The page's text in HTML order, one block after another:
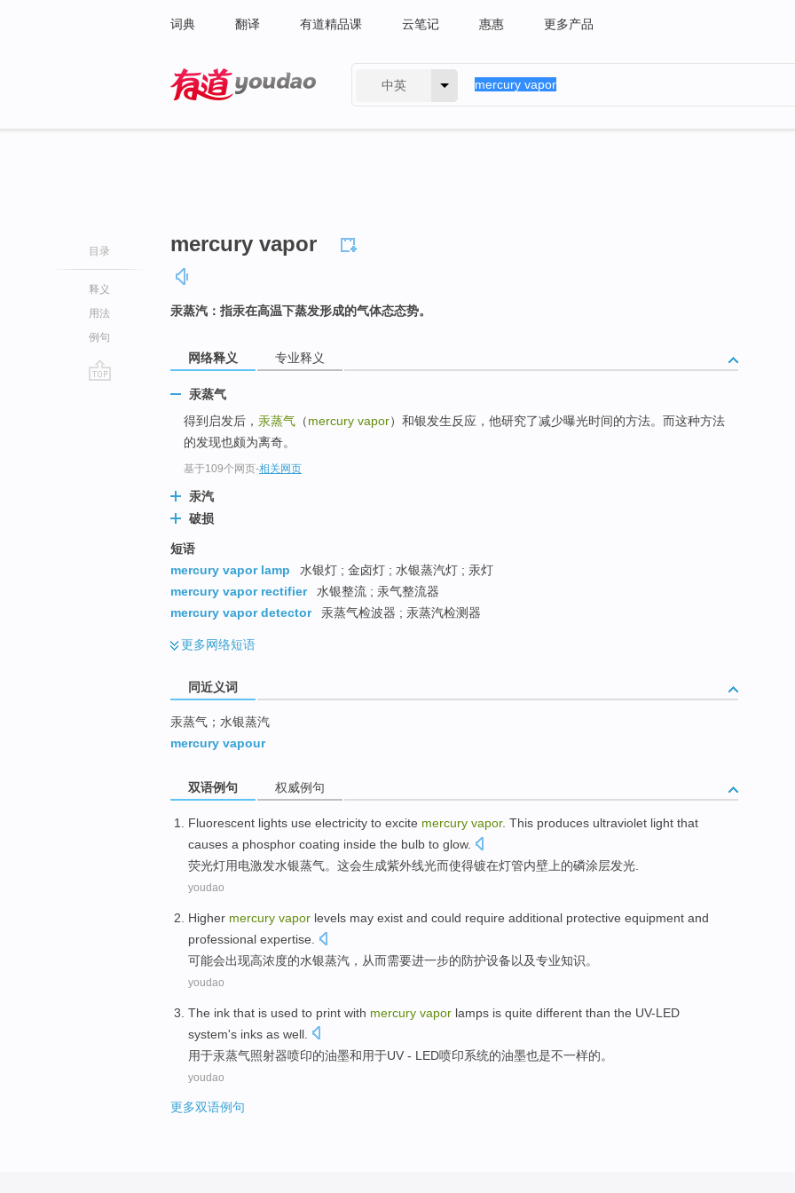
词典 翻译 有道精品课 云笔记 惠惠 更多产品
中英
目录
释义
用法
例句
mercury vapor
汞蒸汽：指汞在高温下蒸发形成的气体态态势。
网络释义 专业释义
汞蒸气
得到启发后， 汞蒸气 （mercury vapor）和银发生反应，他研究了减少曝光时间的方法。而这种方法
的发现也颇为离奇。
基于109个网页-相关网页
汞汽
破损
短语
mercury vapor lamp
水银灯 ; 金卤灯 ; 水银蒸汽灯 ; 汞灯
mercury vapor rectifier
水银整流 ; 汞气整流器
mercury vapor detector
汞蒸气检波器 ; 汞蒸汽检测器
更多网络短语
同近义词
汞蒸气；水银蒸汽
mercury vapour
双语例句 权威例句
Fluorescent lights use electricity to excite mercury vapor. This produces ultraviolet light that
causes a phosphor coating inside the bulb to glow.
荧光灯用电激发水银蒸气。 这会生成紫外线光而使得镀在灯管内壁上的磷涂层发光
youdao
Higher mercury vapor levels may exist and could require additional protective equipment and
professional expertise
可能会出现高浓度的水银蒸汽 ， 从而需要进一步的防护设备以及专业知识。
youdao
The ink that is used to print with mercury vapor lamps is quite different than the UV-LED
system's inks as well.
用于汞蒸气照射器喷印的油墨和用于UV - LED喷印系统的油墨也是不一样的。
youdao
更多双语例句